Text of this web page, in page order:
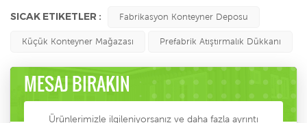
SICAK ETIKETLER : Fabrikasyon Konteyner Deposu
Küçük Konteyner Mağazası Prefabrik Atıştırmalık Dükkanı
MESAJ BIRAKIN
Ürünlerimizle ilgileniyorsanız ve daha fazla ayrıntı